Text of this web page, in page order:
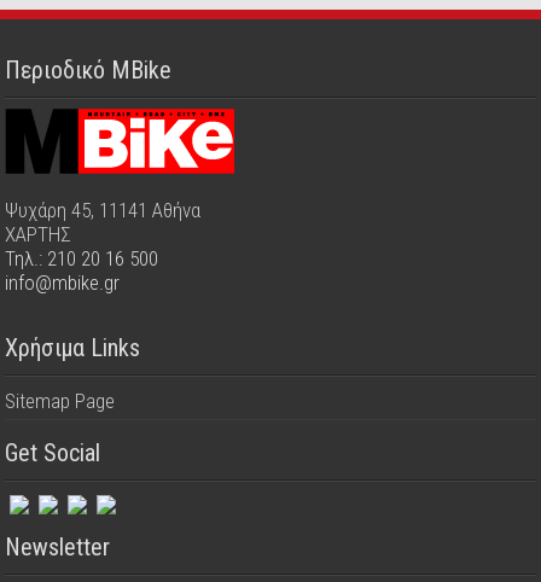
Περιοδικό MBike
Ψυχάρη 45, 11141 Αθήνα
ΧΑΡΤΗΣ
Τηλ.: 210 20 16 500
info@mbike.gr
Χρήσιμα Links
Sitemap Page
Get Social
Newsletter